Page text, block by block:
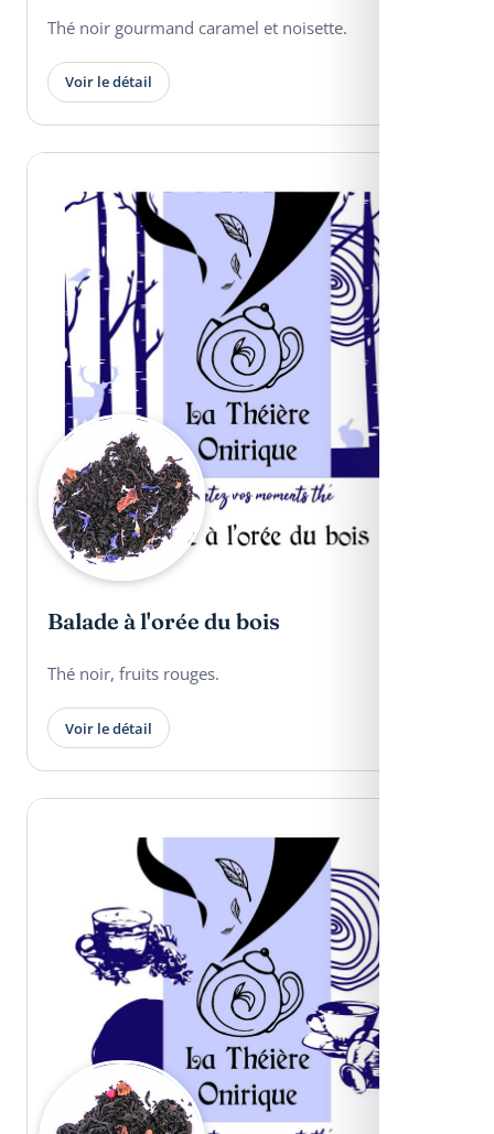
Thé noir gourmand caramel et noisette.
Voir le détail
Balade à l'orée du bois
Thé noir, fruits rouges.
Voir le détail